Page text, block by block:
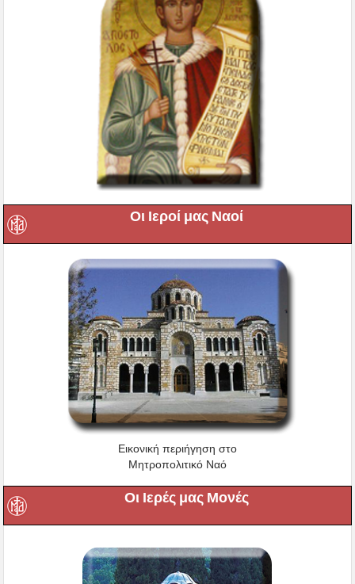
Οι Ιεροί μας Ναοί
Εικονική περιήγηση στο
Μητροπολιτικό Ναό
Οι Ιερές μας Μονές